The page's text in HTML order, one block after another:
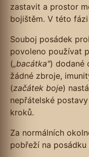
zastavit a prostor
bojištěm. V této
Souboj posádek
povoleno používat
(„bacátka") dodané
žádné zbroje,
(začátek boje)
nepřátelské
kroků.
Za normálních
pobřeží na